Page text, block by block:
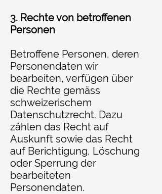
3. Rechte von betroffenen
Personen
Betroffene Personen, deren
Personendaten wir
bearbeiten, verfügen über
die Rechte gemäss
schweizerischem
Datenschutzrecht. Dazu
zählen das Recht auf
Auskunft sowie das Recht
auf Berichtigung, Löschung
oder Sperrung der
bearbeiteten
Personendaten.